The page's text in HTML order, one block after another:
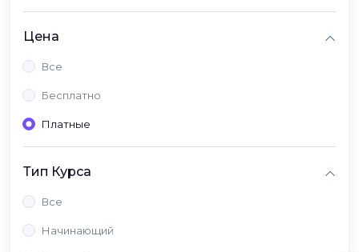
Цена
Все
Бесплатно
Платные
Тип Курса
Все
Начинающий